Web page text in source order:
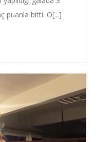
puanla bitti. O[...]